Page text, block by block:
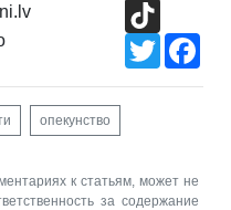
Twitter
опекунство
к статьям, может не
за содержание